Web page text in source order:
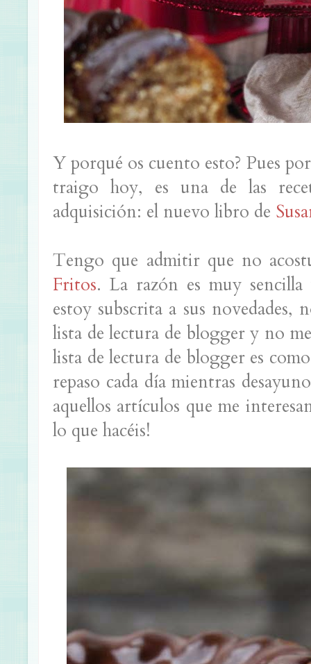
Y porqué os cuento esto? Pues
traigo hoy, es una de las
adquisición: el nuevo libro de
Tengo que admitir que no
Fritos. La razón es muy
estoy subscrita a sus novedades,
lista de lectura de blogger y no
lista de lectura de blogger es
repaso cada día mientras
aquellos artículos que me
lo que hacéis!